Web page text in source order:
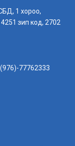
1 хороо,
зип код, 2702
77762333